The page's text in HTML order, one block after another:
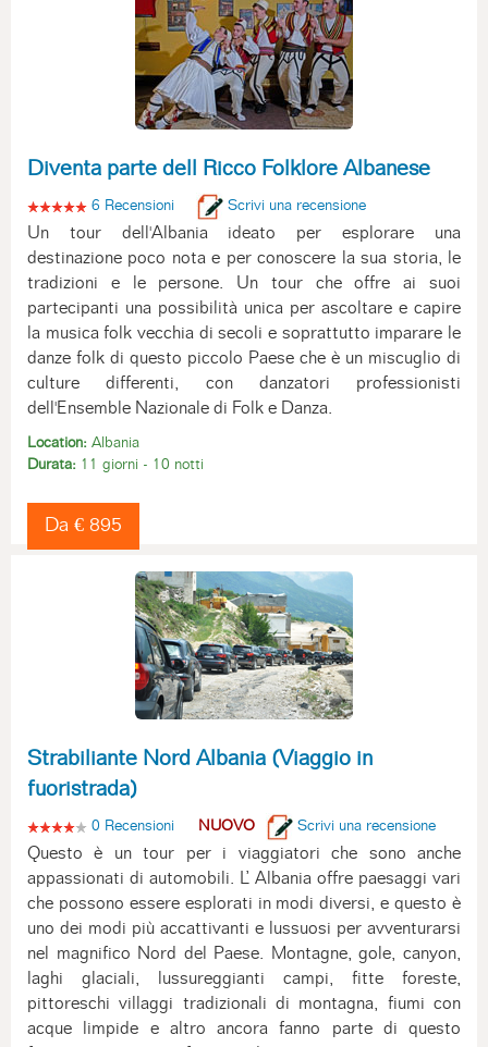
Diventa parte dell Ricco Folklore Albanese
6 Recensioni Scrivi una recensione
Un tour dell'Albania ideato per esplorare una
destinazione poco nota e per conoscere la sua storia, le
tradizioni e le persone. Un tour che offre ai suoi
partecipanti una possibilità unica per ascoltare e capire
la musica folk vecchia di secoli e soprattutto imparare le
danze folk di questo piccolo Paese che è un miscuglio di
culture differenti, con danzatori professionisti
dell'Ensemble Nazionale di Folk e Danza.
Location: Albania
Durata: 11 giorni - 10 notti
Da € 895
Strabiliante Nord Albania (Viaggio in
fuoristrada)
0 Recensioni NUOVO Scrivi una recensione
Questo è un tour per i viaggiatori che sono anche
appassionati di automobili. L’ Albania offre paesaggi vari
che possono essere esplorati in modi diversi, e questo è
uno dei modi più accattivanti e lussuosi per avventurarsi
nel magnifico Nord del Paese. Montagne, gole, canyon,
laghi glaciali, lussureggianti campi, fitte foreste,
pittoreschi villaggi tradizionali di montagna, fiumi con
acque limpide e altro ancora fanno parte di questo